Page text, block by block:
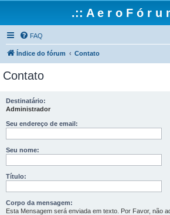
.:: A e r o F ó r u
FAQ
Índice do fórum Contato
Contato
Destinatário:
Administrador
Seu endereço de email:
Seu nome:
Título:
Corpo da mensagem:
Esta Mensagem será enviada em texto. Por Favor, não